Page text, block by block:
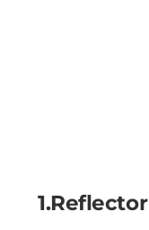
1.Reflector